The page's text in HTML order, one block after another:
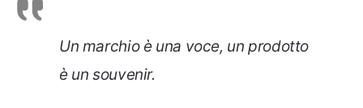
Un marchio è una voce, un prodotto
è un souvenir.